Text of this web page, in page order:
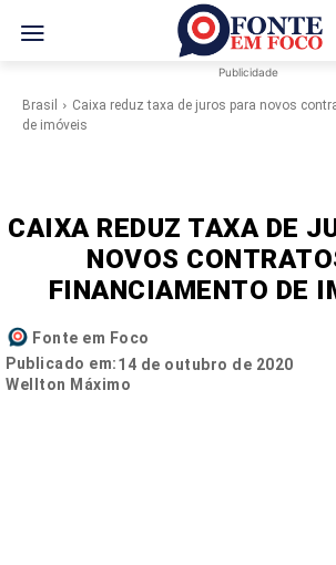
Publicidade
Brasil
Caixa reduz taxa de juros para novos
de imóveis
CAIXA REDUZ TAXA DE
NOVOS
FINANCIAMENTO DE
Fonte em Foco
Publicado em:14 de outubro de 2020
Wellton Máximo